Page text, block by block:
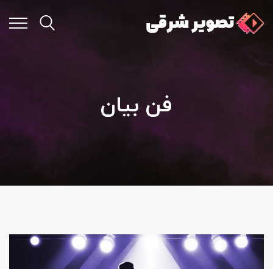
فن بیان